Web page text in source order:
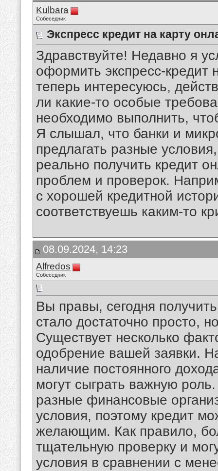
Kulbara
Собеседник
Экспресс кредит на карту
Здравствуйте! Недавно я
оформить экспресс-
теперь интересуюсь,
ли какие-то особые
необходимо выполнить,
Я слышал, что банки и
предлагать разные
реально получить кредит
проблем и проверок.
с хорошей кредитной
соответствуешь каким-то
08.09.2024, 14:23
Alfredos
Собеседник
Вы правы, сегодня
стало достаточно просто,
Существует несколько
одобрение вашей заявки.
наличие постоянного
могут сыграть важную
разные финансовые
условия, поэтому кредит
желающим. Как правило,
тщательную проверку и
условия в сравнении с